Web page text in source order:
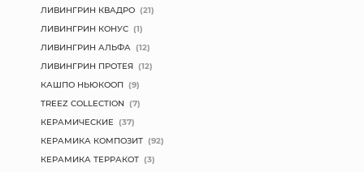
ЛИВИНГРИН КВАДРО (21)
ЛИВИНГРИН КОНУС (1)
ЛИВИНГРИН АЛЬФА (12)
ЛИВИНГРИН ПРОТЕЯ (12)
КАШПО НЬЮКООП (9)
TREEZ COLLECTION (7)
КЕРАМИЧЕСКИЕ (37)
КЕРАМИКА КОМПОЗИТ (92)
КЕРАМИКА ТЕРРАКОТ (3)